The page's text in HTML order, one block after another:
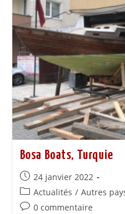
Bosa Boats, Turquie
24 janvier 2022
Actualités / Autres
0 commentaire